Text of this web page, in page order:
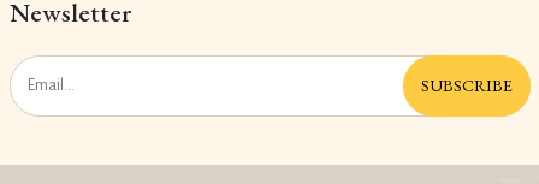
Newsletter
SUBSCRIBE